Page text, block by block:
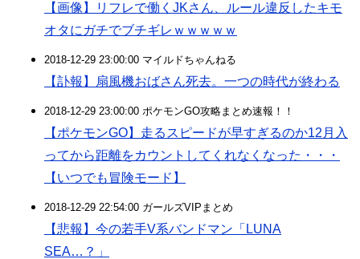
【画像】リフレで働くJKさん、ルール違反したキモ
オタにガチでブチギレｗｗｗｗｗ
2018-12-29 23:00:00 マイルドちゃんねる
【訃報】扇風機おばさん死去。一つの時代が終わる
2018-12-29 23:00:00 ポケモンGO攻略まとめ速報！！
【ポケモンGO】走るスピードが早すぎるのか12月入
ってから距離をカウントしてくれなくなった・・・
【いつでも冒険モード】
2018-12-29 22:54:00 ガールズVIPまとめ
【悲報】今の若手V系バンドマン「LUNA
SEA…？」